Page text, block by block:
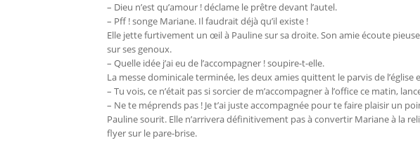
– Dieu n’est qu’amour ! déclame le prêtre devant l’autel.
– Pff ! songe Mariane. Il faudrait déjà qu’il existe !
Elle jette furtivement un œil à Pauline sur sa droite. Son amie écoute
sur ses genoux.
– Quelle idée j’ai eu de l’accompagner ! soupire-t-elle.
La messe dominicale terminée, les deux amies quittent le parvis de l’église
– Tu vois, ce n’était pas si sorcier de m’accompagner à l’office ce matin,
– Ne te méprends pas ! Je t’ai juste accompagnée pour te faire plaisir un
Pauline sourit. Elle n’arrivera définitivement pas à convertir Mariane à la
flyer sur le pare-brise.